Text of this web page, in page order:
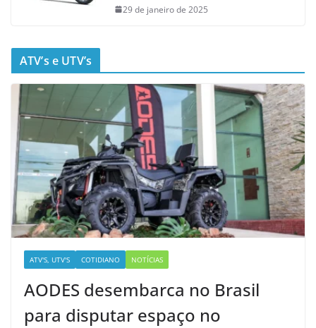
29 de janeiro de 2025
ATV’s e UTV’s
ATV'S, UTV'S COTIDIANO NOTÍCIAS
AODES desembarca no Brasil
para disputar espaço no